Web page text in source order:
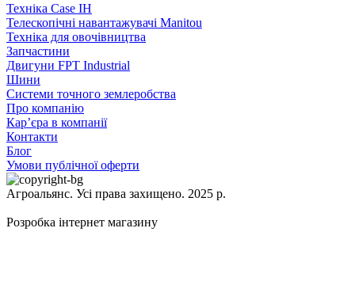
Техніка Case IH
Телескопічні навантажувачі Manitou
Техніка для овочівництва
Запчастини
Двигуни FPT Industrial
Шини
Системи точного землеробства
Про компанію
Кар’єра в компанії
Контакти
Блог
Умови публічної оферти
Агроальянс. Усі права захищено. 2025 р.
Розробка інтернет магазину